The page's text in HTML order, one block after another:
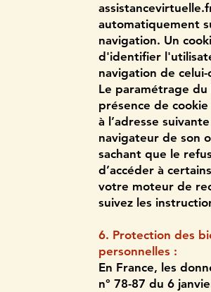
automatiquement
navigation. Un
d'identifier
navigation de
Le paramétrage
présence de
à l’adresse
navigateur de son
sachant que le
d’accéder à
votre moteur de
suivez les
6. Protection des
personnelles :
En France, les
n° 78-87 du 6